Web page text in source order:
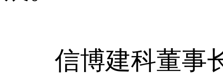
信博建科董事长